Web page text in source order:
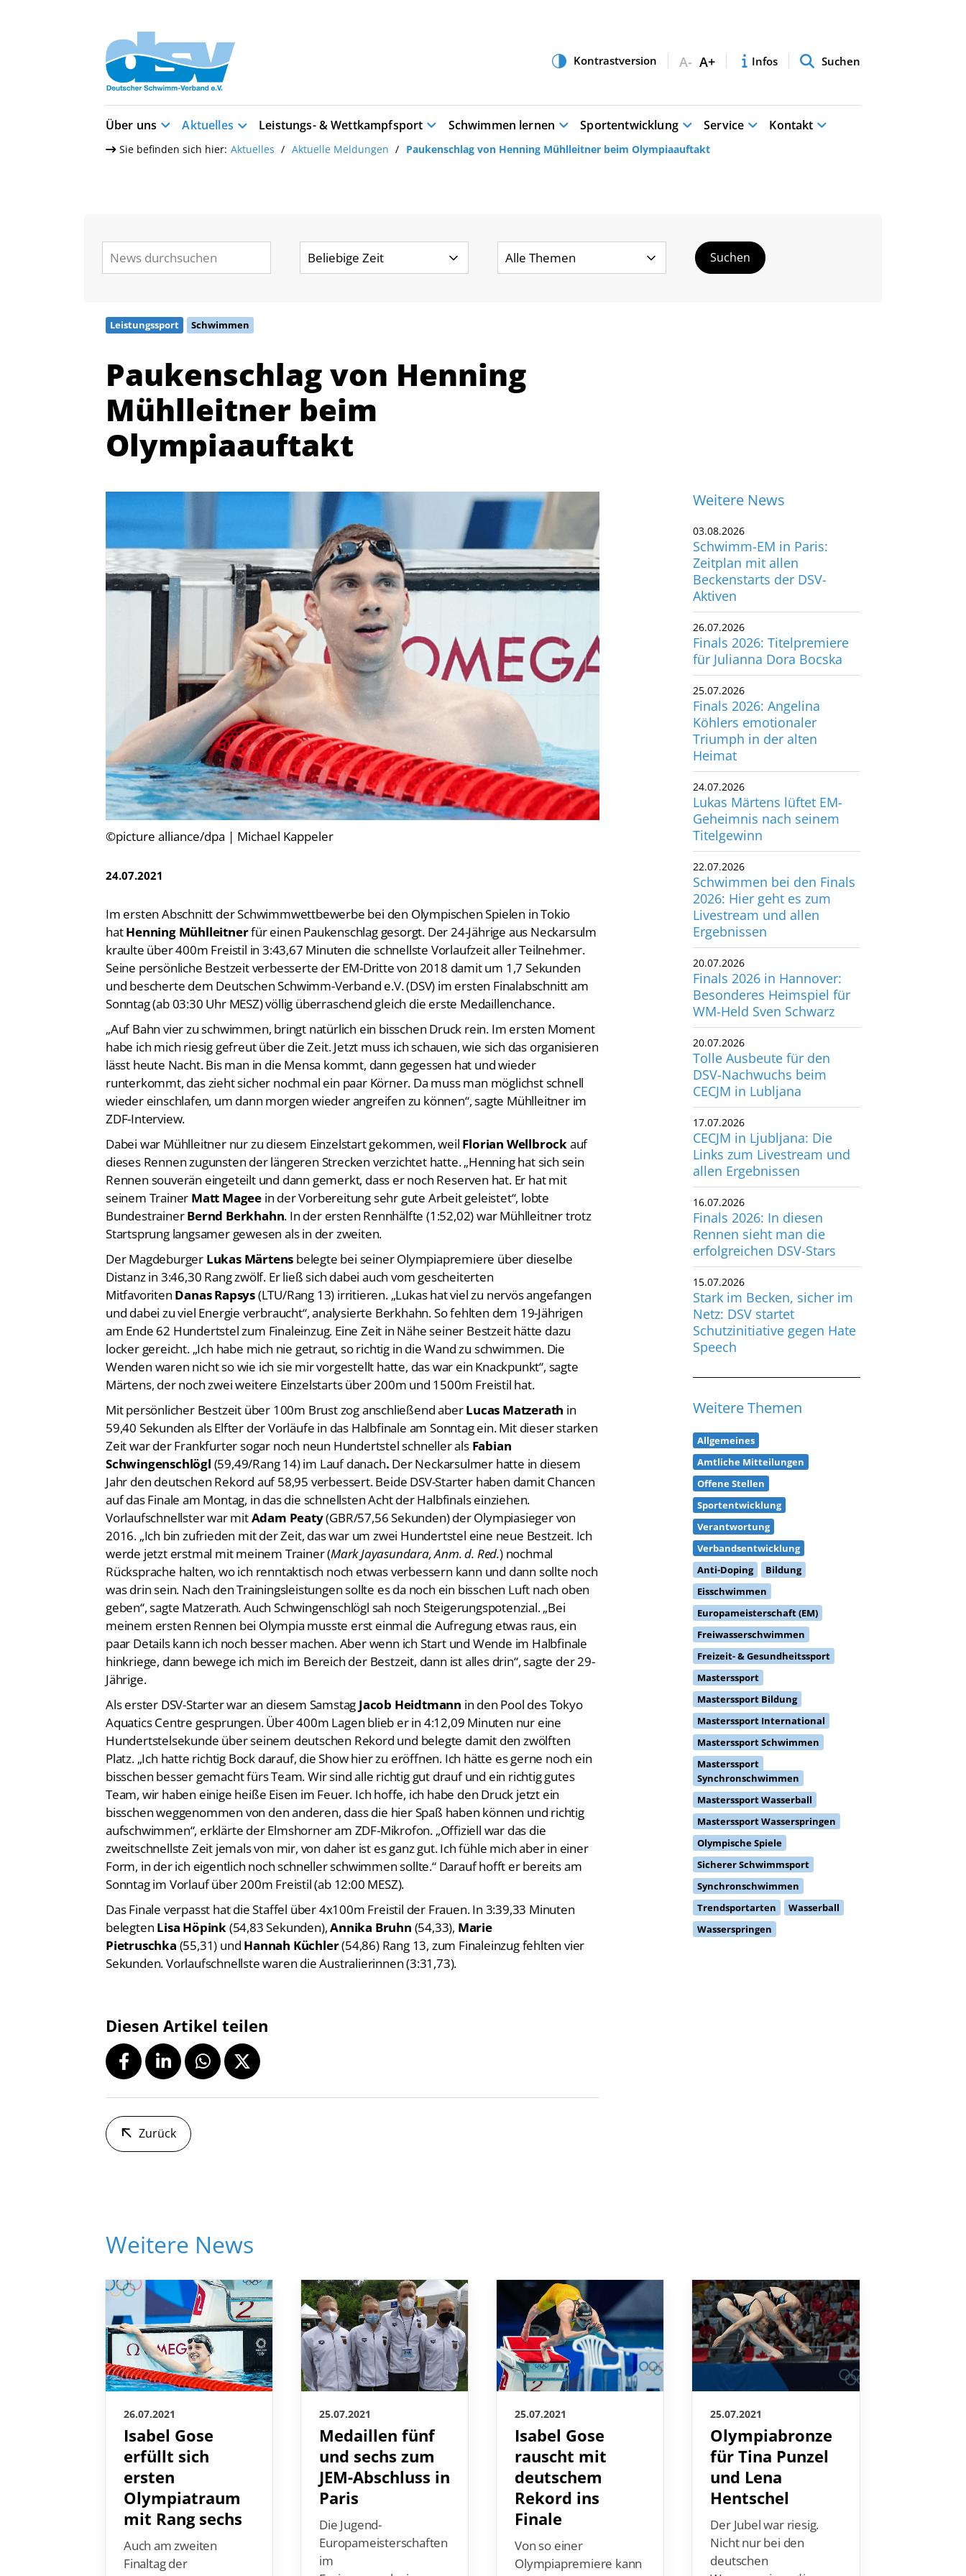
Über uns Aktuelles Leistungs- & Wettkampfsport Schwimmen lernen Sportentwicklung Service Kontakt
Sie befinden sich hier: Aktuelles Aktuelle Meldungen Paukenschlag von Henning Mühlleitner beim Olympiaauftakt
Leistungssport Schwimmen
Paukenschlag von Henning
Mühlleitner beim
Olympiaauftakt
©picture alliance/dpa | Michael Kappeler
24.07.2021
Im ersten Abschnitt der Schwimmwettbewerbe bei den Olympischen Spielen in Tokio
hatHenning Mühlleitnerfür einen Paukenschlag gesorgt. Der 24-Jährige aus Neckarsulm
kraulte über 400m Freistil in 3:43,67 Minuten die schnellste Vorlaufzeit aller Teilnehmer.
Seine persönliche Bestzeit verbesserte der EM-Dritte von 2018 damit um 1,7 Sekunden
und bescherte dem Deutschen Schwimm-Verband e.V. (DSV) im ersten Finalabschnitt am
Sonntag (ab 03:30 Uhr MESZ) völlig überraschend gleich die erste Medaillenchance.
„Auf Bahn vier zu schwimmen, bringt natürlich ein bisschen Druck rein. Im ersten Moment
habe ich mich riesig gefreut über die Zeit. Jetzt muss ich schauen, wie sich das organisieren
lässt heute Nacht. Bis man in die Mensa kommt, dann gegessen hat und wieder
runterkommt, das zieht sicher nochmal ein paar Körner. Da muss man möglichst schnell
wieder einschlafen, um dann morgen wieder angreifen zu können“, sagte Mühlleitner im
ZDF-Interview.
Dabei war Mühlleitner nur zu diesem Einzelstart gekommen, weil Florian Wellbrockauf
dieses Rennen zugunsten der längeren Strecken verzichtet hatte. „Henning hat sich sein
Rennen souverän eingeteilt und dann gemerkt, dass er noch Reserven hat. Er hat mit
seinem Trainer Matt Magee in der Vorbereitung sehr gute Arbeit geleistet“, lobte
BundestrainerBernd Berkhahn. In der ersten Rennhälfte (1:52,02) war Mühlleitner trotz
Startsprung langsamer gewesen als in der zweiten.
Der Magdeburger Lukas Märtens belegte bei seiner Olympiapremiere über dieselbe
Distanz in 3:46,30 Rang zwölf. Er ließ sich dabei auch vom gescheiterten
Mitfavoriten Danas Rapsys(LTU/Rang 13) irritieren. „Lukas hat viel zu nervös angefangen
und dabei zu viel Energie verbraucht“, analysierte Berkhahn. So fehlten dem 19-Jährigen
am Ende 62 Hundertstel zum Finaleinzug. Eine Zeit in Nähe seiner Bestzeit hätte dazu
locker gereicht. „Ich habe mich nie getraut, so richtig in die Wand zu schwimmen. Die
Wenden waren nicht so wie ich sie mir vorgestellt hatte, das war ein Knackpunkt“, sagte
Märtens, der noch zwei weitere Einzelstarts über 200m und 1500m Freistil hat.
Mit persönlicher Bestzeit über 100m Brust zog anschließend aberLucas Matzerath in
59,40 Sekunden als Elfter der Vorläufe in das Halbfinale am Sonntag ein. Mit dieser starken
Zeit war der Frankfurter sogar noch neun Hundertstel schneller als Fabian
Schwingenschlögl (59,49/Rang 14) im Lauf danach. Der Neckarsulmer hatte in diesem
Jahr den deutschen Rekord auf 58,95 verbessert. Beide DSV-Starter haben damit Chancen
auf das Finale am Montag, in das die schnellsten Acht der Halbfinals einziehen.
Vorlaufschnellster war mitAdam Peaty(GBR/57,56 Sekunden) der Olympiasieger von
2016. „Ich bin zufrieden mit der Zeit, das war um zwei Hundertstel eine neue Bestzeit. Ich
werde jetzt erstmal mit meinem Trainer (Mark Jayasundara, Anm. d. Red.) nochmal
Rücksprache halten, wo ich renntaktisch noch etwas verbessern kann und dann sollte noch
was drin sein. Nach den Trainingsleistungen sollte es da noch ein bisschen Luft nach oben
geben“, sagte Matzerath. Auch Schwingenschlögl sah noch Steigerungspotenzial. „Bei
meinem ersten Rennen bei Olympia musste erst einmal die Aufregung etwas raus, ein
paar Details kann ich noch besser machen. Aber wenn ich Start und Wende im Halbfinale
hinkriege, dann bewege ich mich im Bereich der Bestzeit, dann ist alles drin“, sagte der 29-
Jährige.
Als erster DSV-Starter war an diesem Samstag Jacob Heidtmann in den Pool des Tokyo
Aquatics Centre gesprungen. Über 400m Lagen blieb er in 4:12,09 Minuten nur eine
Hundertstelsekunde über seinem deutschen Rekord und belegte damit den zwölften
Platz. „Ich hatte richtig Bock darauf, die Show hier zu eröffnen. Ich hätte es gerne noch ein
bisschen besser gemacht fürs Team. Wir sind alle richtig gut drauf und ein richtig gutes
Team, wir haben einige heiße Eisen im Feuer. Ich hoffe, ich habe den Druck jetzt ein
bisschen weggenommen von den anderen, dass die hier Spaß haben können und richtig
aufschwimmen“, erklärte der Elmshorner am ZDF-Mikrofon. „Offiziell war das die
zweitschnellste Zeit jemals von mir, von daher ist es ganz gut. Ich fühle mich aber in einer
Form, in der ich eigentlich noch schneller schwimmen sollte.“ Darauf hofft er bereits am
Sonntag im Vorlauf über 200m Freistil (ab 12:00 MESZ).
Das Finale verpasst hat die Staffel über 4x100m Freistil der Frauen. In 3:39,33 Minuten
belegten Lisa Höpink(54,83 Sekunden),Annika Bruhn (54,33), Marie
Pietruschka (55,31) und Hannah Küchler(54,86) Rang 13, zum Finaleinzug fehlten vier
Sekunden. Vorlaufschnellste waren die Australierinnen (3:31,73).
Diesen Artikel teilen
Zurück
Weitere News
03.08.2026
Schwimm-EM in Paris:
Zeitplan mit allen
Beckenstarts der DSV-
Aktiven
26.07.2026
Finals 2026: Titelpremiere
für Julianna Dora Bocska
25.07.2026
Finals 2026: Angelina
Köhlers emotionaler
Triumph in der alten
Heimat
24.07.2026
Lukas Märtens lüftet EM-
Geheimnis nach seinem
Titelgewinn
22.07.2026
Schwimmen bei den Finals
2026: Hier geht es zum
Livestream und allen
Ergebnissen
20.07.2026
Finals 2026 in Hannover:
Besonderes Heimspiel für
WM-Held Sven Schwarz
20.07.2026
Tolle Ausbeute für den
DSV-Nachwuchs beim
CECJM in Lubljana
17.07.2026
CECJM in Ljubljana: Die
Links zum Livestream und
allen Ergebnissen
16.07.2026
Finals 2026: In diesen
Rennen sieht man die
erfolgreichen DSV-Stars
15.07.2026
Stark im Becken, sicher im
Netz: DSV startet
Schutzinitiative gegen Hate
Speech
Weitere Themen
Allgemeines
Amtliche Mitteilungen
Offene Stellen
Sportentwicklung
Verantwortung
Verbandsentwicklung
Anti-Doping
Bildung
Eisschwimmen
Europameisterschaft (EM)
Freiwasserschwimmen
Freizeit- & Gesundheitssport
Masterssport
Masterssport Bildung
Masterssport International
Masterssport Schwimmen
Masterssport
Synchronschwimmen
Masterssport Wasserball
Masterssport Wasserspringen
Olympische Spiele
Sicherer Schwimmsport
Synchronschwimmen
Trendsportarten
Wasserball
Wasserspringen
Weitere News
26.07.2021
Isabel Gose
erfüllt sich
ersten
Olympiatraum
mit Rang sechs
Auch am zweiten
Finaltag der
25.07.2021
Medaillen fünf
und sechs zum
JEM-Abschluss in
Paris
Die Jugend-
Europameisterschaften
im
25.07.2021
Isabel Gose
rauscht mit
deutschem
Rekord ins
Finale
Von so einer
Olympiapremiere kann
25.07.2021
Olympiabronze
für Tina Punzel
und Lena
Hentschel
Der Jubel war riesig.
Nicht nur bei den
deutschen
Quicklinks
Vereinsfinder
Lizenzwesen
Zentrale Hinweisstelle
Anti-Doping
Recht auf sicheren Schwimmsport
Abteilungen
Schwimmen
Freiwasserschwimmen
Wasserspringen
Wasserball
Synchronschwimmen
Masterssport
Deutscher Schwimm-Verband e.V.
D-34132 Kassel
Fax: +49 561 94083-15
info@dsv.de